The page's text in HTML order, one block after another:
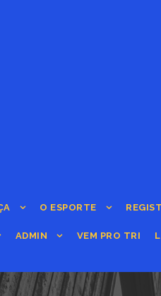
O ESPORTE
ADMIN VEM PRO TRI